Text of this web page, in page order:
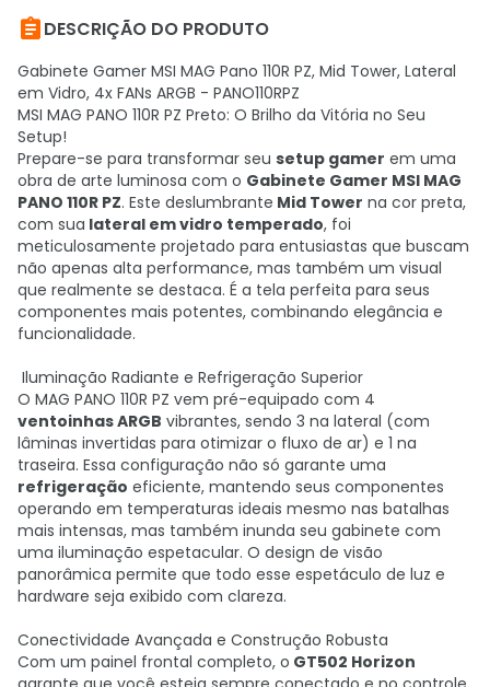
DESCRIÇÃO DO PRODUTO
Gabinete Gamer MSI MAG Pano 110R PZ, Mid Tower, Lateral
em Vidro, 4x FANs ARGB - PANO110RPZ
MSI MAG PANO 110R PZ Preto: O Brilho da Vitória no Seu
Setup!
Prepare-se para transformar seu setup gamer em uma
obra de arte luminosa com o Gabinete Gamer MSI MAG
PANO 110R PZ. Este deslumbrante Mid Tower na cor preta,
com sua lateral em vidro temperado, foi
meticulosamente projetado para entusiastas que buscam
não apenas alta performance, mas também um visual
que realmente se destaca. É a tela perfeita para seus
componentes mais potentes, combinando elegância e
funcionalidade.
Iluminação Radiante e Refrigeração Superior
O MAG PANO 110R PZ vem pré-equipado com 4
ventoinhas ARGB vibrantes, sendo 3 na lateral (com
lâminas invertidas para otimizar o fluxo de ar) e 1 na
traseira. Essa configuração não só garante uma
refrigeração eficiente, mantendo seus componentes
operando em temperaturas ideais mesmo nas batalhas
mais intensas, mas também inunda seu gabinete com
uma iluminação espetacular. O design de visão
panorâmica permite que todo esse espetáculo de luz e
hardware seja exibido com clareza.
Conectividade Avançada e Construção Robusta
Com um painel frontal completo, o GT502 Horizon